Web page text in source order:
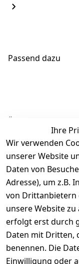
Passend dazu
Ähnliche Produkte
Ihre
Wir verwenden
unserer Website
Daten von
Adresse), um z.B.
von Drittanbietern
unsere Website
erfolgt erst durch
Daten mit Dritten,
benennen. Die
Einwilligung oder
Rechtliches
AGB
Impressum
Datenschutze
rklärung